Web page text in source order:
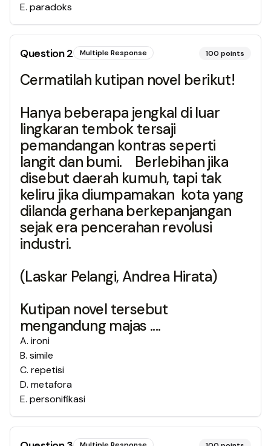
E. paradoks
Question2 Multiple Response 100 points
Cermatilah kutipan novel berikut!
Hanya beberapa jengkal di luar
lingkaran tembok tersaji
pemandangan kontras seperti
langit dan bumi. Berlebihan jika
disebut daerah kumuh, tapi tak
keliru jika diumpamakan kota yang
dilanda gerhana berkepanjangan
sejak era pencerahan revolusi
industri.
(Laskar Pelangi, Andrea Hirata)
Kutipan novel tersebut
mengandung majas ....
A. ironi
B. simile
C. repetisi
D. metafora
E. personifikasi